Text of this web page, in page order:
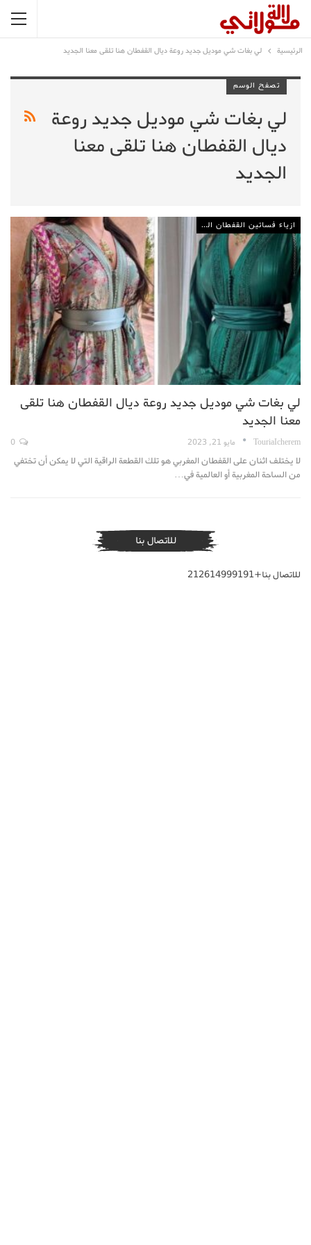
الرئيسية لي بغات شي موديل جديد روعة ديال القفطان هنا تلقى معنا الجديد
تصفح الوسم
لي بغات شي موديل جديد روعة
ديال القفطان هنا تلقى معنا
الجديد
ازياء فساتين القفطان المغربي
لي بغات شي موديل جديد روعة ديال القفطان هنا تلقى
معنا الجديد
TouriaIcherem مايو 21, 2023
لا يختلف اثنان على القفطان المغربي هو تلك القطعة الراقية التي لا يمكن أن تختفي
من الساحة المغربية أو العالمية في…
للاتصال بنا
للاتصال بنا+212614999191